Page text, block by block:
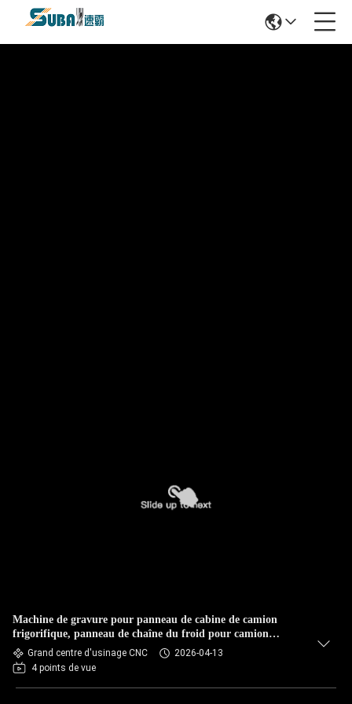
Machine de gravure pour panneau de cabine de camion
frigorifique, panneau de chaîne du froid pour camion
frigorifique
Grand centre d'usinage CNC
2026-04-13
4 points de vue